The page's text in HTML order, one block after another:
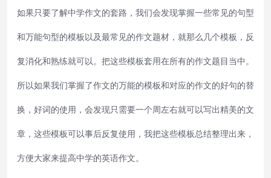
如果只要了解中学作文的套路，我们会发现掌握一些常见的句型
和万能句型的模板以及最常见的作文题材，就那么几个模板，反
复消化和熟练就可以。把这些模板套用在所有的作文题目当中。
所以如果我们掌握了作文的万能的模板和对应的作文的好句的替
换，好词的使用，会发现只需要一个周左右就可以写出精美的文
章，这些模板可以事后反复使用，我把这些模板总结整理出来，
方便大家来提高中学的英语作文。